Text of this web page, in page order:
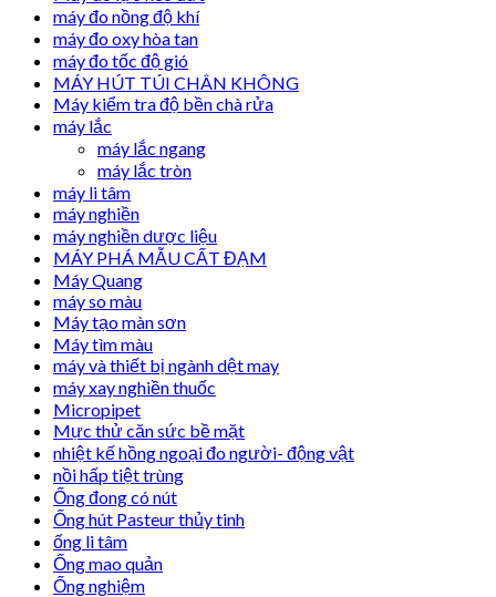
máy đo nồng độ khí
máy đo oxy hòa tan
máy đo tốc độ gió
MÁY HÚT TÚI CHÂN KHÔNG
Máy kiểm tra độ bền chà rửa
máy lắc
máy lắc ngang
máy lắc tròn
máy li tâm
máy nghiền
máy nghiền dược liệu
MÁY PHÁ MẪU CẤT ĐẠM
Máy Quang
máy so màu
Máy tạo màn sơn
Máy tìm màu
máy và thiết bị ngành dệt may
máy xay nghiền thuốc
Micropipet
Mực thử căn sức bề mặt
nhiệt kế hồng ngoại đo người- động vật
nồi hấp tiệt trùng
Ống đong có nút
Ống hút Pasteur thủy tinh
ống li tâm
Ống mao quản
Ống nghiệm